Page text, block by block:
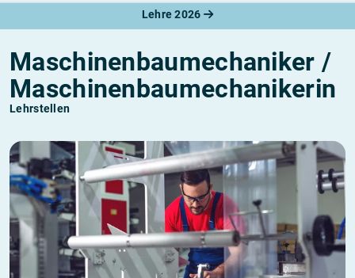
Lehre 2026
Maschinenbaumechaniker /
Maschinenbaumechanikerin
Lehrstellen